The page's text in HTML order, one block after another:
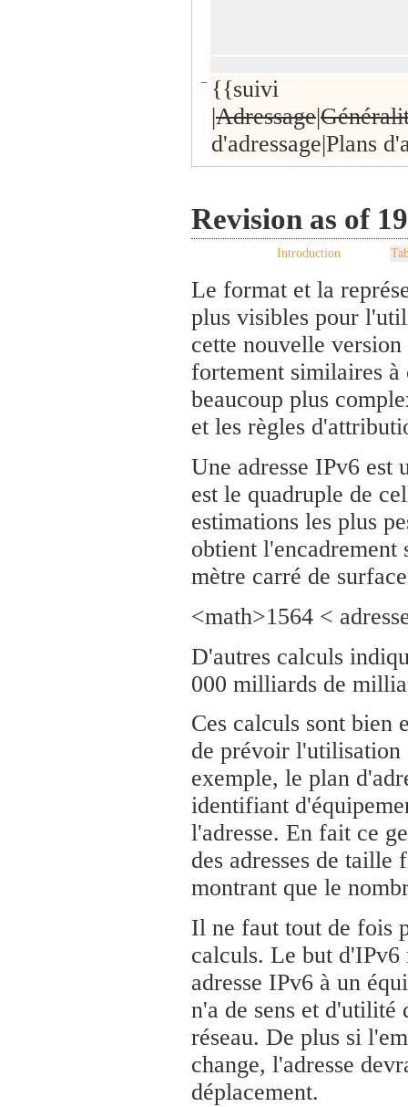
− {{suivi
|Adressage|
d'adressage|Plans
Revision as of
Introduction
Le format et la
plus visibles pour
cette nouvelle
fortement similaires à
beaucoup plus
et les règles
Une adresse IPv6 est
est le quadruple de
estimations les plus
obtient l'encadrement
mètre carré de
<math>1564 <
D'autres calculs
000 milliards de
Ces calculs sont
de prévoir l'utilisation
exemple, le plan
identifiant
l'adresse. En fait ce
des adresses de
montrant que le
Il ne faut tout de fois
calculs. Le but d'IPv6
adresse IPv6 à un
n'a de sens et d'utilité
réseau. De plus si
change, l'adresse
déplacement.